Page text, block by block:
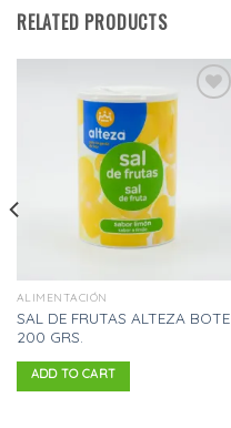
RELATED PRODUCTS
ALIMENTACIÓN
SAL DE FRUTAS ALTEZA BOTE
200 GRS.
ADD TO CART